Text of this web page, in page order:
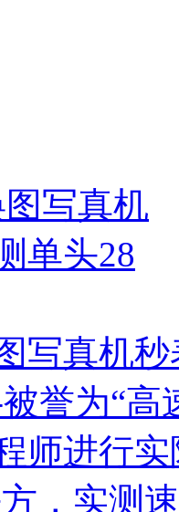
写真机
誉为“高
师进行
，实测